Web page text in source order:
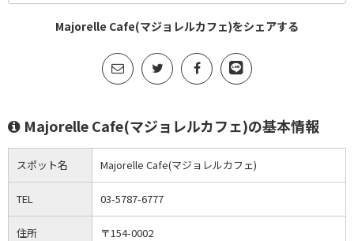
Majorelle Cafe(マジョレルカフェ)をシェアする
Majorelle Cafe(マジョレルカフェ)の基本情報
スポット名 Majorelle Cafe(マジョレルカフェ)
TEL 03-5787-6777
住所
〒154-0002